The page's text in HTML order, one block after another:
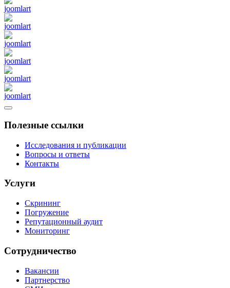
Полезные ссылки
Исследования и публикации
Вопросы и ответы
Контакты
Услуги
Скрининг
Погружение
Репутационный аудит
Мониторинг
Сотрудничество
Вакансии
Партнерство